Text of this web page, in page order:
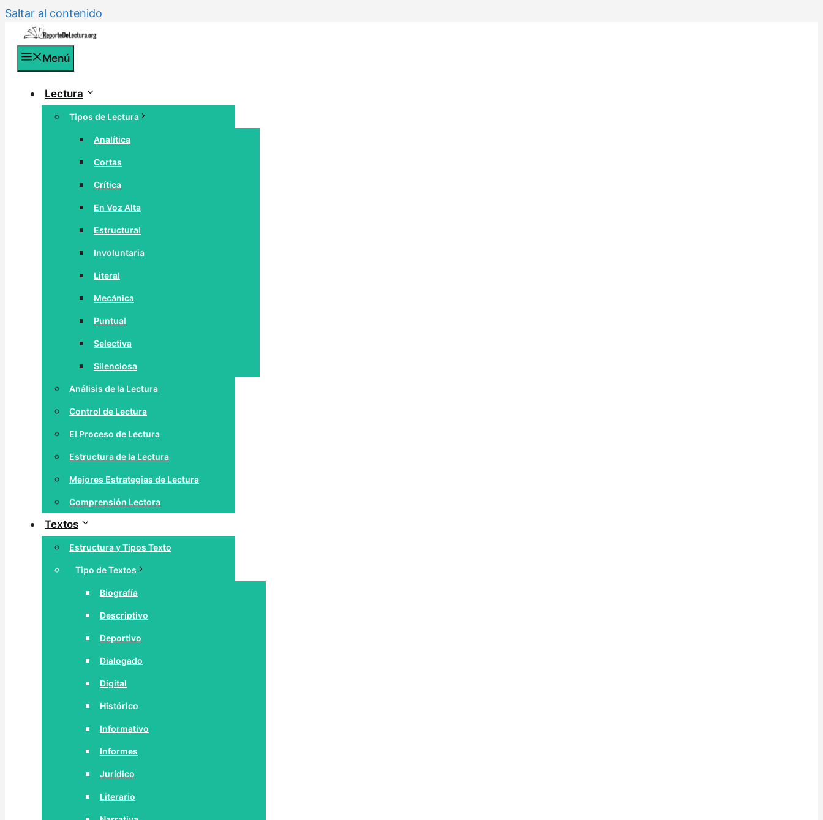
Saltar al contenido
Menú
Lectura
Tipos de Lectura
Analítica
Cortas
Crítica
En Voz Alta
Estructural
Involuntaria
Literal
Mecánica
Puntual
Selectiva
Silenciosa
Análisis de la Lectura
Control de Lectura
El Proceso de Lectura
Estructura de la Lectura
Mejores Estrategias de Lectura
Comprensión Lectora
Textos
Estructura y Tipos Texto
Tipo de Textos
Biografía
Descriptivo
Deportivo
Dialogado
Digital
Histórico
Informativo
Informes
Jurídico
Literario